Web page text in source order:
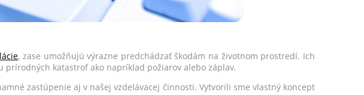
, zase umožňujú výrazne predchádzať škodám na životnom prostredí. Ich
katastrof ako napríklad požiarov alebo záplav.
zastúpenie aj v našej vzdelávacej činnosti. Vytvorili sme vlastný koncept